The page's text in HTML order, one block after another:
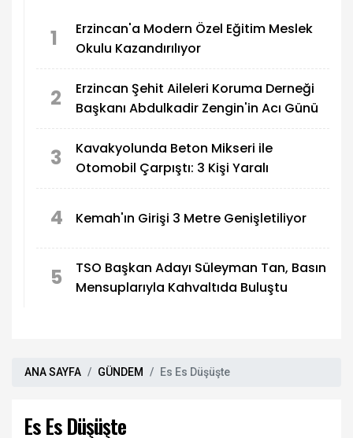
1
Erzincan'a Modern Özel Eğitim Meslek
Okulu Kazandırılıyor
2
Erzincan Şehit Aileleri Koruma Derneği
Başkanı Abdulkadir Zengin'in Acı Günü
3
Kavakyolunda Beton Mikseri ile
Otomobil Çarpıştı: 3 Kişi Yaralı
4 Kemah'ın Girişi 3 Metre Genişletiliyor
5
TSO Başkan Adayı Süleyman Tan, Basın
Mensuplarıyla Kahvaltıda Buluştu
ANA SAYFA GÜNDEM Es Es Düşüşte
Es Es Düşüşte